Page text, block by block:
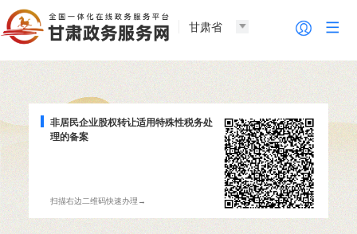
甘肃省
非居民企业股权转让适用特殊性税务处
理的备案
扫描右边二维码快速办理→